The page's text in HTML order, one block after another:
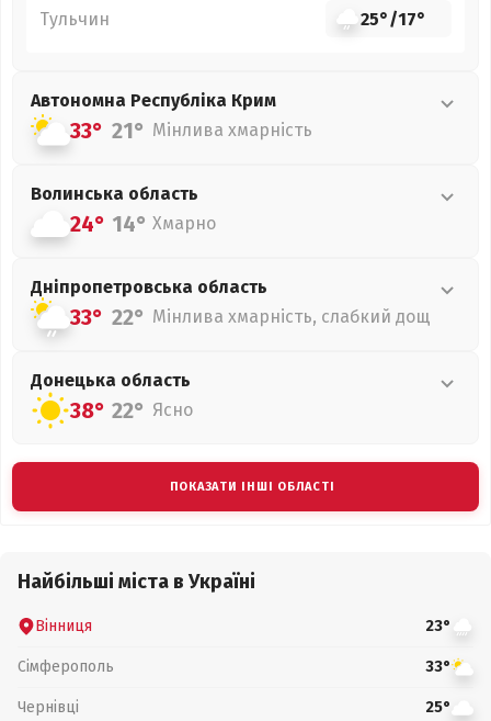
Тульчин 25°/17°
Автономна Республіка Крим
33° 21° Мінлива хмарність
Волинська область
24° 14° Хмарно
Дніпропетровська область
33° 22° Мінлива хмарність, слабкий дощ
Донецька область
38° 22° Ясно
ПОКАЗАТИ ІНШІ ОБЛАСТІ
Найбільші міста в Україні
Вінниця 23°
Сімферополь 33°
Чернівці 25°